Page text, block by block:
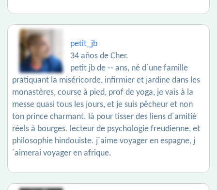
petit_jb
34 años de Cher.
petit jb de -- ans, né d´une famille
pratiquant la miséricorde, infirmier et jardine dans les
monastères, course à pied, prof de yoga, je vais à la
messe quasi tous les jours, et je suis pêcheur et non
ton prince charmant. là pour tisser des liens d´amitié
réels à bourges. lecteur de psychologie freudienne, et
philosophie hindouiste. j´aime voyager en espagne, j
´aimerai voyager en afrique.